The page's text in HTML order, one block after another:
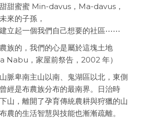
甜蜜蜜 Min-davus，Ma-davus，
來的子孫，
立起一個我們自己想要的社區⋯⋯
族的，我們的心是屬於這塊土地
Nabu，家屋前祭告，2002 年）
脈卑南主山以南、鬼湖區以北，東側
經是布農族分布的最南界。日治時
山，離開了孕育傳統農耕與狩獵的山
農的生活智慧與技能也漸漸疏離。